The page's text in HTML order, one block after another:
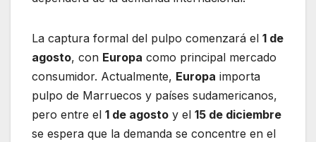
La captura formal del pulpo comenzará el 1 de
agosto, con Europa como principal mercado
consumidor. Actualmente, Europa importa
pulpo de Marruecos y países sudamericanos,
pero entre el 1 de agosto y el 15 de diciembre
se espera que la demanda se concentre en el